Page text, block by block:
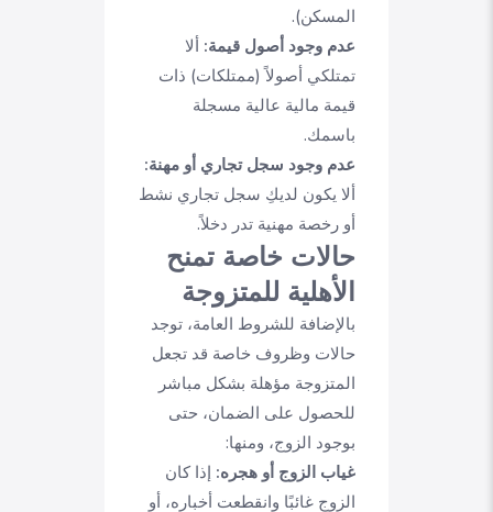
المسكن).
عدم وجود أصول قيمة: ألا
تمتلكي أصولاً (ممتلكات) ذات
قيمة مالية عالية مسجلة
باسمك.
عدم وجود سجل تجاري أو مهنة:
ألا يكون لديكِ سجل تجاري نشط
أو رخصة مهنية تدر دخلاً.
حالات خاصة تمنح
الأهلية للمتزوجة
بالإضافة للشروط العامة، توجد
حالات وظروف خاصة قد تجعل
المتزوجة مؤهلة بشكل مباشر
للحصول على الضمان، حتى
بوجود الزوج، ومنها:
غياب الزوج أو هجره: إذا كان
الزوج غائبًا وانقطعت أخباره، أو